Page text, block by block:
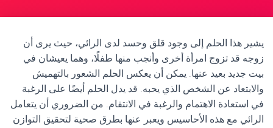
يشير هذا الحلم إلى وجود قلق وحسد لدى الرائي، حيث يرى أن
زوجه قد تزوج امرأة أخرى وأنجب منها طفلًا، وهما يعيشان في
بيت جديد بعيد عنها. يمكن أن يعكس الحلم الشعور بالتهميش
والابتعاد عن الشخص الذي يحبه. قد يدل الحلم أيضًا على الرغبة
في استعادة الاهتمام والرغبة في الانتقام. من الضروري أن يتعامل
الرائي مع هذه الأحاسيس ويعبر عنها بطرق صحية لتحقيق التوازن